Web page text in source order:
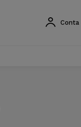
Conta